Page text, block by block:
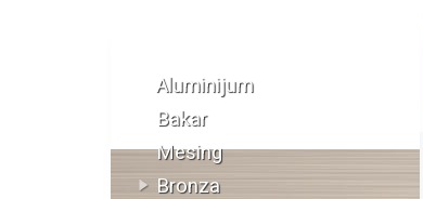
Aluminijum
Bakar
Mesing
Bronza